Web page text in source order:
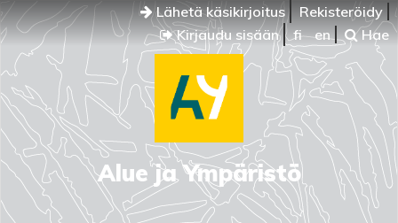
Lähetä käsikirjoitus
Rekisteröidy
Kirjaudu sisään
fi en Hae
Alue ja Ympäristö